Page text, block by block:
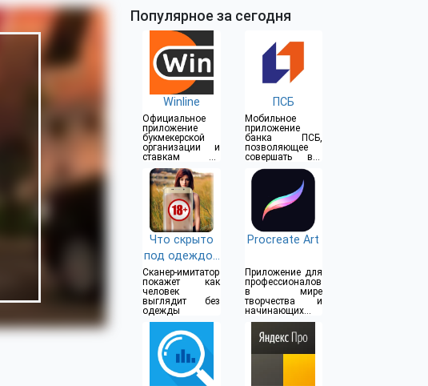
Популярное за сегодня
Winline
Официальное
приложение
букмекерской
организации и
ставкам на
спорт
ПСБ
Мобильное
приложение
банка ПСБ,
позволяющее
совершать все
операции прямо
из дома
Что скрыто
под одеждой
(18+)
Сканер-имитатор
покажет как
человек
выглядит без
одежды
Procreate Art
Приложение для
профессионалов
в мире
творчества и
начинающих
художников